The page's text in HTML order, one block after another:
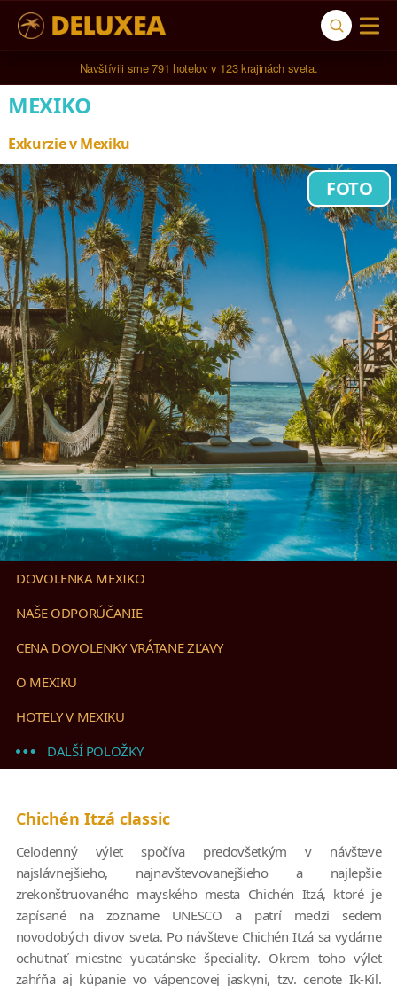
Navštívili sme 791 hotelov v 123 krajinách sveta.
MEXIKO
Exkurzie v Mexiku
FOTO
DOVOLENKA MEXIKO
NAŠE ODPORÚČANIE
CENA DOVOLENKY VRÁTANE ZĽAVY
O MEXIKU
HOTELY V MEXIKU
DALŠÍ POLOŽKY
Chichén Itzá classic
Celodenný výlet spočíva predovšetkým v návšteve
najslávnejšieho, najnavštevovanejšieho a najlepšie
zrekonštruovaného mayského mesta Chichén Itzá, ktoré je
zapísané na zozname UNESCO a patrí medzi sedem
novodobých divov sveta. Po návšteve Chichén Itzá sa vydáme
ochutnať miestne yucatánske špeciality. Okrem toho výlet
zahŕňa aj kúpanie vo vápencovej jaskyni, tzv. cenote Ik-Kil.